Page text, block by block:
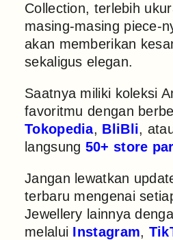
Collection, terlebih
masing-masing piece-
akan memberikan
sekaligus elegan.
Saatnya miliki koleksi
favoritmu dengan
Tokopedia, BliBli,
langsung 50+ store
Jangan lewatkan
terbaru mengenai
Jewellery lainnya
melalui Instagram,